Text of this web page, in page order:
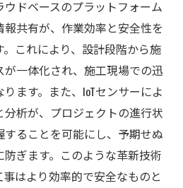
ドベースのプラットフォーム
共有が、作業効率と安全性を
これにより、設計段階から施
一体化され、施工現場での迅
ます。また、IoTセンサーによ
析が、プロジェクトの進行状
ることを可能にし、予期せぬ
防ぎます。このような革新技術
はより効率的で安全なものと